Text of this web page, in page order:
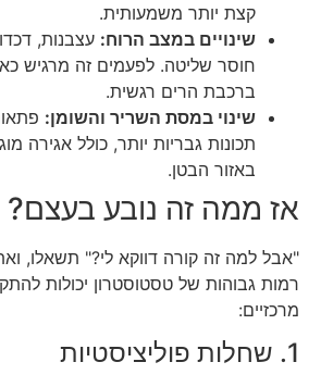
קצת יותר משמעותית.
שינויים במצב הרוח: עצבנות,
חוסר שליטה. לפעמים זה מרגיש
ברכבת הרים רגשית.
שינוי במסת השריר והשומן:
תכונות גבריות יותר, כולל אגירה
באזור הבטן.
אז ממה זה נובע בעצם?
"אבל למה זה קורה דווקא לי?" תשאלו,
רמות גבוהות של טסטוסטרון יכולות
מרכזיים:
1. שחלות פוליציסטיות